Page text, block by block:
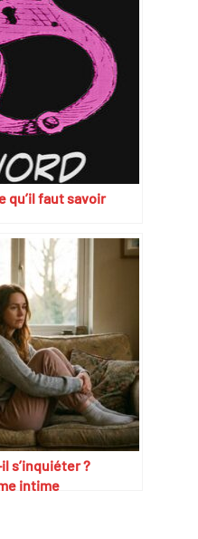
qu’il faut savoir
s’inquiéter ?
intime